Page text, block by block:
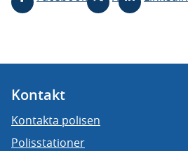
Kontakt
Kontakta polisen
Polisstationer